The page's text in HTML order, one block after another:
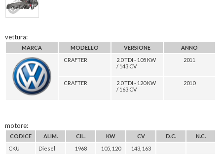
vettura:
MARCA MODELLO VERSIONE
ANNO
CRAFTER
2.0 TDI - 105 KW
/ 143 CV
2011
CRAFTER
2.0 TDI - 120 KW
/ 163 CV
2010
motore:
CODICE ALIM. CIL. KW CV D.C.
N.C.
CKU
Diesel 1968 105, 120 143, 163